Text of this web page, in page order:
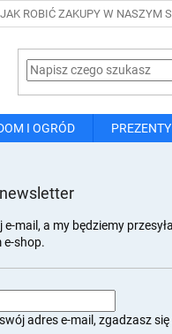
JAK ROBIĆ ZAKUPY W NASZYM
I OGRÓD PREZENTY
e-mail, a my będziemy
e-shop.
adres e-mail, zgadzasz się